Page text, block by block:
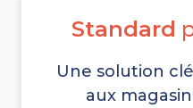
Standard
Une solution
aux